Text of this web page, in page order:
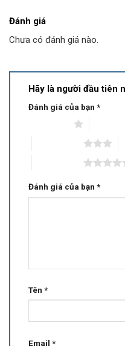
Đánh giá
Chưa có đánh giá nào.
Hãy là người đầu tiên
Đánh giá của bạn *
Đánh giá của bạn *
Tên *
Email *